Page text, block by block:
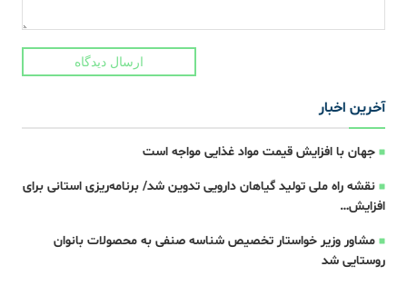
ارسال دیدگاه
آخرین اخبار
جهان با افزایش قیمت مواد غذایی مواجه است
نقشه راه ملی تولید گیاهان دارویی تدوین شد/ برنامه‌ریزی استانی برای
افزایش…
مشاور وزیر خواستار تخصیص شناسه صنفی به محصولات بانوان
روستایی شد